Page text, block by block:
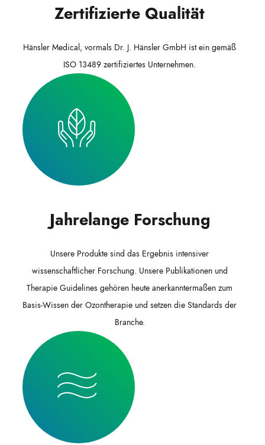
Zertifizierte Qualität
Hänsler Medical, vormals Dr. J. Hänsler GmbH ist ein gemäß
ISO 13489 zertifiziertes Unternehmen.
Jahrelange Forschung
Unsere Produkte sind das Ergebnis intensiver
wissenschaftlicher Forschung. Unsere Publikationen und
Therapie Guidelines gehören heute anerkanntermaßen zum
Basis-Wissen der Ozontherapie und setzen die Standards der
Branche.